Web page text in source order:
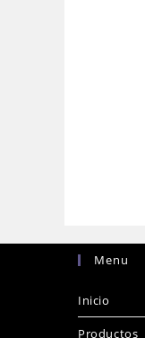
Menu
Inicio
Productos